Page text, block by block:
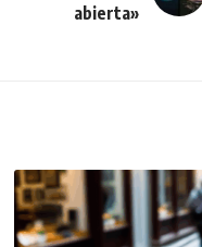
abierta»